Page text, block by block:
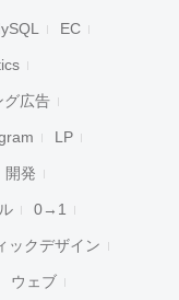
EC
グ広告
LP
開発
0→1
ックデザイン
ウェブ